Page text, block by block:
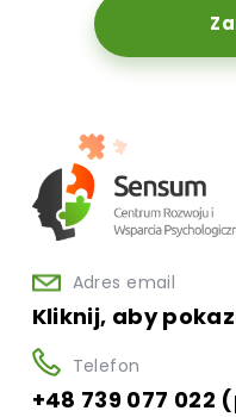
Adres email
Kliknij, aby
Telefon
+48 739 077 022